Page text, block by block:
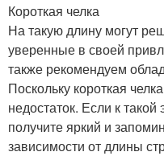
Короткая челка
На такую длину могут
уверенные в своей
также рекомендуем
Поскольку короткая
недостаток. Если к
получите яркий и
зависимости от длины